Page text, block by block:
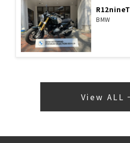
R12nineT
BMW
View ALL